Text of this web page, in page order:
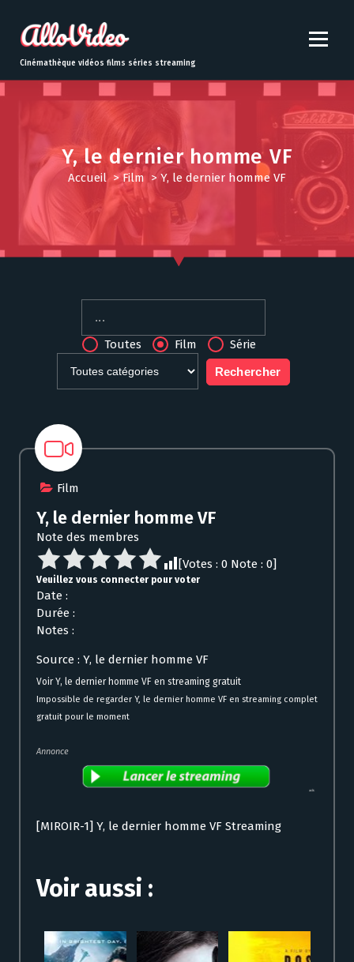
t
o
Cinémathèque vidéos films séries streaming
Y, le dernier homme VF
Accueil>Film > Y, le dernier homme VF
Toutes Film Série
Film
Y, le dernier homme VF
Note des membres
[Votes : 0 Note : 0]
Veuillez vous connecter pour voter
Date :
Durée :
Notes :
Source : Y, le dernier homme VF
Voir Y, le dernier homme VF en streaming gratuit
Impossible de regarder Y, le dernier homme VF en streaming complet
gratuit pour le moment
Annonce
[MIROIR-1] Y, le dernier homme VF Streaming
Voir aussi :